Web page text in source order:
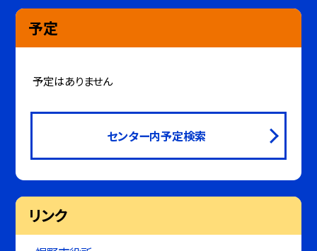
予定
予定はありません
センター内予定検索
リンク